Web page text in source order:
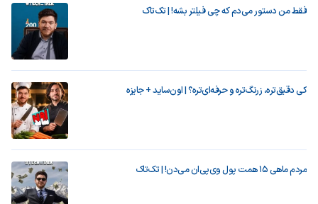
فقط من دستور می‌دم که چی فیلتر بشه! | تک‌تاک
کی دقیق‌تره، زرنگ‌تره و حرفه‌ای‌تره؟ | اون‌ساید + جایزه
مردم ماهی ۱۵ همت پول وی‌پی‌ان می‌دن! | تک‌تاک